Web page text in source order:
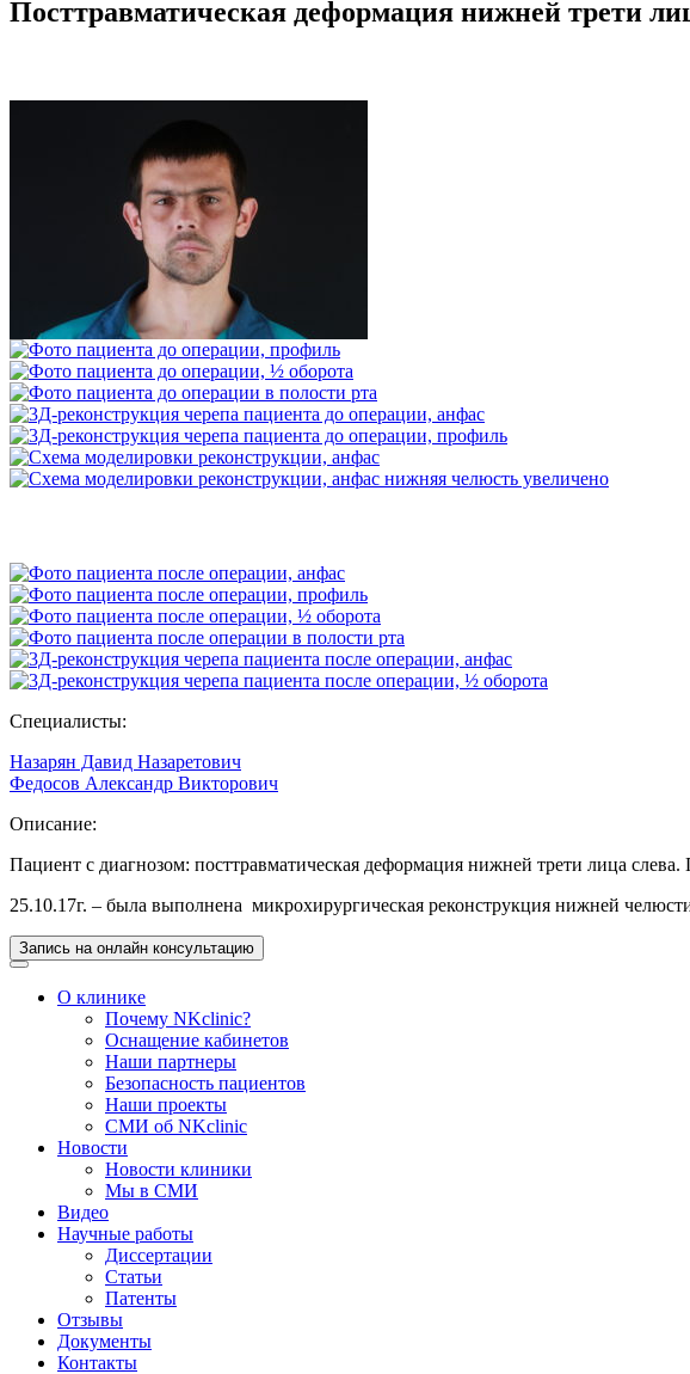
Посттравматическая деформация нижней трети
Специалисты:
Назарян Давид Назаретович
Федосов Александр Викторович
Описание:
Пациент с диагнозом: посттравматическая деформация нижней трети лица
25.10.17г. – была выполнена микрохирургическая реконструкция нижней
Запись на онлайн консультацию
О клинике
Почему NKclinic?
Оснащение кабинетов
Наши партнеры
Безопасность пациентов
Наши проекты
СМИ об NKclinic
Новости
Новости клиники
Мы в СМИ
Видео
Научные работы
Диссертации
Статьи
Патенты
Отзывы
Документы
Контакты